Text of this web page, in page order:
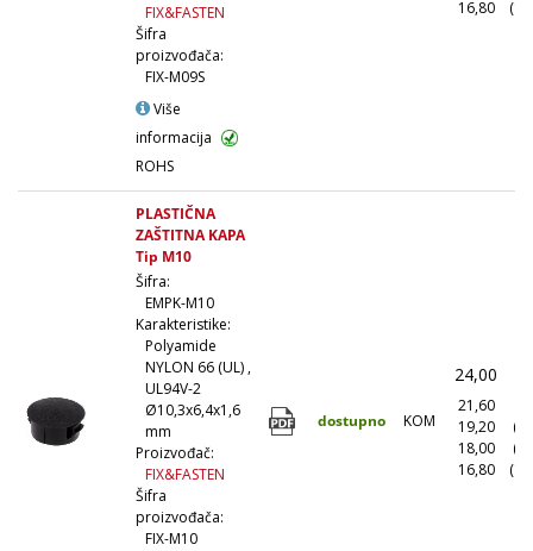
FIX&FASTEN
Šifra
proizvođača:
FIX-M09S
Više
informacija
ROHS
16,80
PLASTIČNA
ZAŠTITNA KAPA
Tip M10
Šifra:
EMPK-M10
Karakteristike:
Polyamide
NYLON 66 (UL) ,
UL94V-2
Ø10,3x6,4x1,6
mm
Proizvođač:
FIX&FASTEN
Šifra
proizvođača:
FIX-M10
dostupno KOM
24,00
21,60
19,20
18,00
16,80